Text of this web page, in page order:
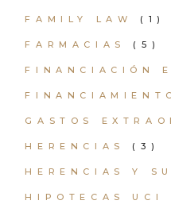
FAMILY LAW (1)
FARMACIAS (5)
FINANCIACIÓN
GASTOS
HERENCIAS (3)
HERENCIAS Y
HIPOTECAS UCI